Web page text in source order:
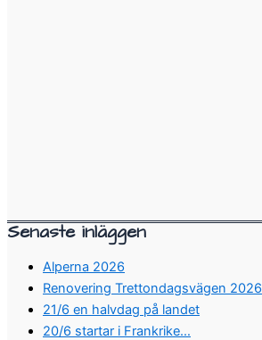
Senaste inläggen
Alperna 2026
Renovering Trettondagsvägen 2026
21/6 en halvdag på landet
20/6 startar i Frankrike…